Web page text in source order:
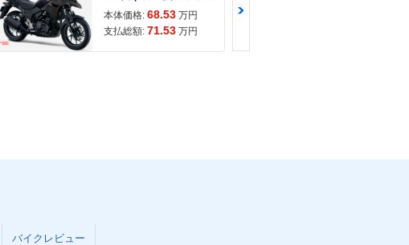
本体価格: 68.53 万円
支払総額: 71.53 万円
バイクレビュー